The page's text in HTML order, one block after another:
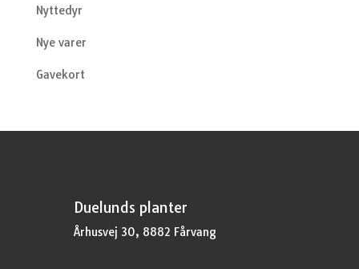
Nyttedyr
Nye varer
Gavekort
Duelunds planter
Århusvej 30, 8882 Fårvang